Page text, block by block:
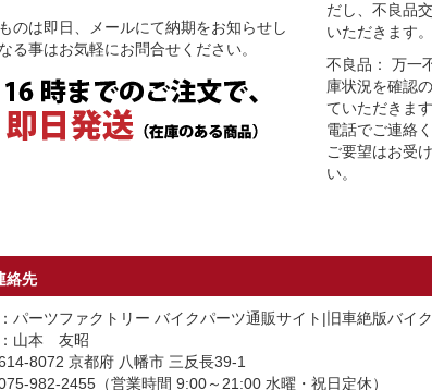
のは即日、メールにて納期をお知らせし
る事はお気軽にお問合せください。
だし、不良品
いただきます。
不良品： 万一
庫状況を確認
ていただきま
電話でご連絡
ご要望はお受
い。
絡先
パーツファクトリー バイクパーツ通販サイト|旧車絶版バイ
山本 友昭
8072 京都府 八幡市 三反長39-1
982-2455（営業時間 9:00～21:00 水曜・祝日定休）